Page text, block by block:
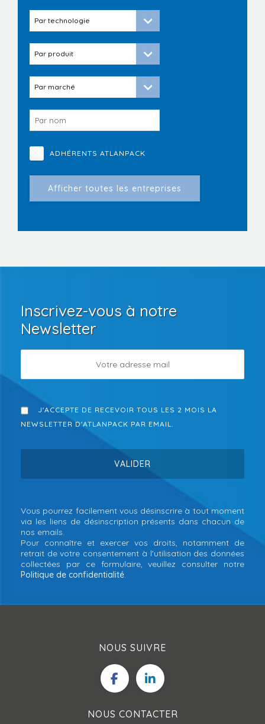
ADHÉRENTS ATLANPACK
Inscrivez-vous à notre
Newsletter
J'ACCEPTE DE RECEVOIR TOUS LES 2 MOIS LA
NEWSLETTER D'ATLANPACK PAR EMAIL.
Vous pourrez facilement vous désinscrire à tout moment
via les liens de désinscription présents dans chacun de
nos emails.
Pour connaître et exercer vos droits, notamment de
retrait de votre consentement à l'utilisation des données
collectées par ce formulaire, veuillez consulter notre
Politique de confidentialité.
NOUS SUIVRE
NOUS CONTACTER